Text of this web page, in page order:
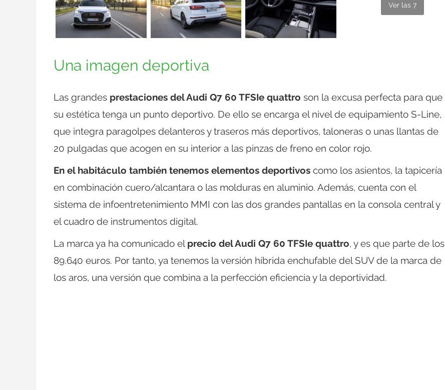
Ver las 7
Una imagen deportiva
Las grandes prestaciones del Audi Q7 60 TFSIe quattro son la excusa perfecta para que
su estética tenga un punto deportivo. De ello se encarga el nivel de equipamiento S-Line,
que integra paragolpes delanteros y traseros más deportivos, taloneras o unas llantas de
20 pulgadas que acogen en su interior a las pinzas de freno en color rojo.
En el habitáculo también tenemos elementos deportivos como los asientos, la tapicería
en combinación cuero/alcantara o las molduras en aluminio. Además, cuenta con el
sistema de infoentretenimiento MMI con las dos grandes pantallas en la consola central y
el cuadro de instrumentos digital.
La marca ya ha comunicado el precio del Audi Q7 60 TFSIe quattro, y es que parte de los
89.640 euros. Por tanto, ya tenemos la versión híbrida enchufable del SUV de la marca de
los aros, una versión que combina a la perfección eficiencia y la deportividad.